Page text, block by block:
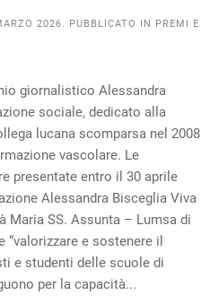
2026. PUBBLICATO IN PREMI E
giornalistico Alessandra
sociale, dedicato alla
lucana scomparsa nel 2008
vascolare. Le
presentate entro il 30 aprile
Alessandra Bisceglia Viva
Maria SS. Assunta – Lumsa di
e sostenere il
e studenti delle scuole di
per la capacità...